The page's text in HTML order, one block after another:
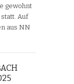
gewohnt
Auf
aus NN